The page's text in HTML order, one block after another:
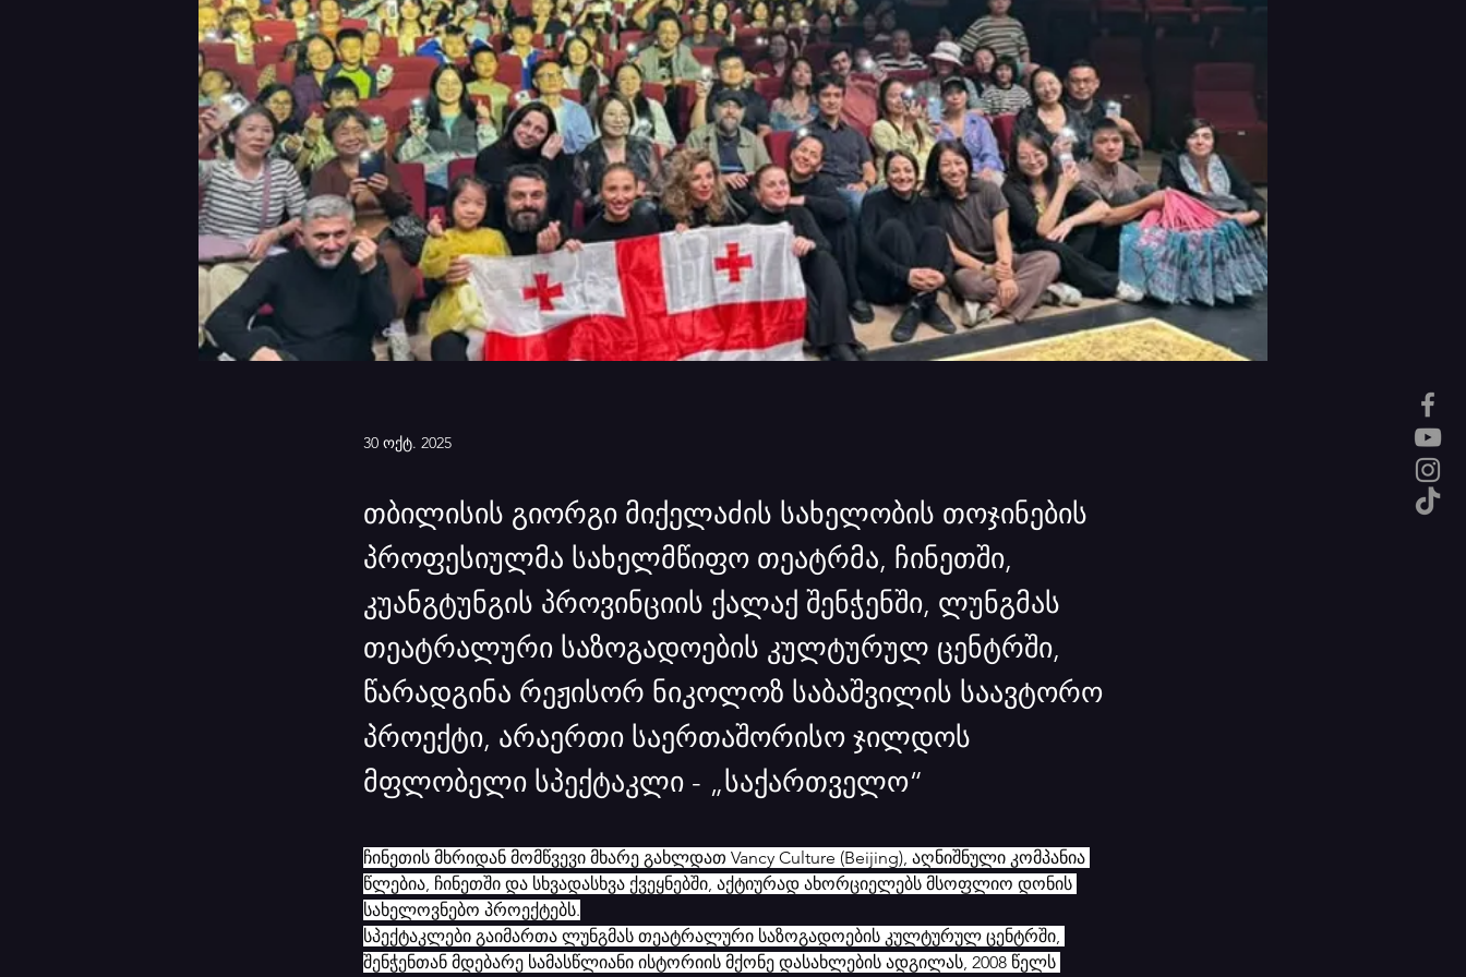
30 ოქტ. 2025
თბილისის გიორგი მიქელაძის სახელობის თოჯინების
პროფესიულმა სახელმწიფო თეატრმა, ჩინეთში,
კუანგტუნგის პროვინციის ქალაქ შენჭენში, ლუნგმას
თეატრალური საზოგადოების კულტურულ ცენტრში,
წარადგინა რეჟისორ ნიკოლოზ საბაშვილის საავტორო
პროექტი, არაერთი საერთაშორისო ჯილდოს
მფლობელი სპექტაკლი - „საქართველო“
ჩინეთის მხრიდან მომწვევი მხარე გახლდათ Vancy Culture (Beijing), აღნიშნული კომპანია
წლებია, ჩინეთში და სხვადასხვა ქვეყნებში, აქტიურად ახორციელებს მსოფლიო დონის
სახელოვნებო პროექტებს.
სპექტაკლები გაიმართა ლუნგმას თეატრალური საზოგადოების კულტურულ ცენტრში,
შენჭენთან მდებარე სამასწლიანი ისტორიის მქონე დასახლების ადგილას, 2008 წელს